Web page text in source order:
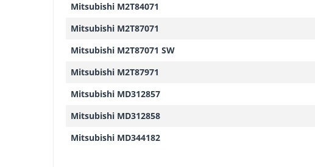
Mitsubishi M2T84071
Mitsubishi M2T87071
Mitsubishi M2T87071 SW
Mitsubishi M2T87971
Mitsubishi MD312857
Mitsubishi MD312858
Mitsubishi MD344182